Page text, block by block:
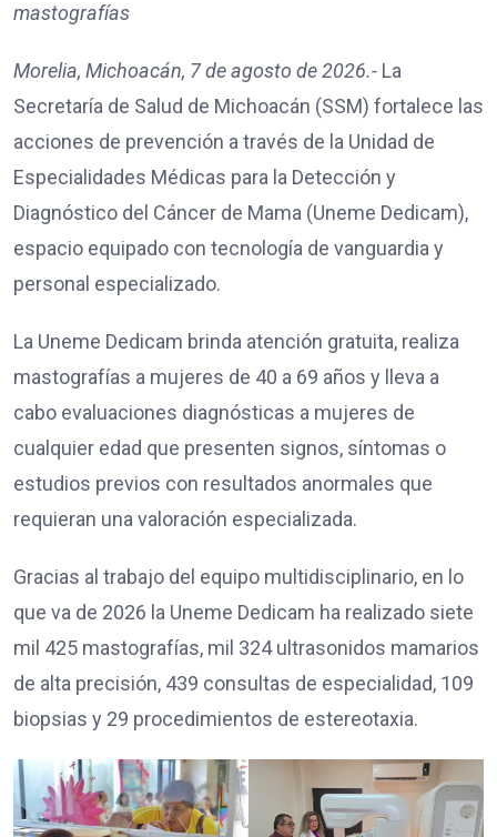
mastografías
Morelia, Michoacán, 7 de agosto de 2026.- La
Secretaría de Salud de Michoacán (SSM) fortalece las
acciones de prevención a través de la Unidad de
Especialidades Médicas para la Detección y
Diagnóstico del Cáncer de Mama (Uneme Dedicam),
espacio equipado con tecnología de vanguardia y
personal especializado.
La Uneme Dedicam brinda atención gratuita, realiza
mastografías a mujeres de 40 a 69 años y lleva a
cabo evaluaciones diagnósticas a mujeres de
cualquier edad que presenten signos, síntomas o
estudios previos con resultados anormales que
requieran una valoración especializada.
Gracias al trabajo del equipo multidisciplinario, en lo
que va de 2026 la Uneme Dedicam ha realizado siete
mil 425 mastografías, mil 324 ultrasonidos mamarios
de alta precisión, 439 consultas de especialidad, 109
biopsias y 29 procedimientos de estereotaxia.